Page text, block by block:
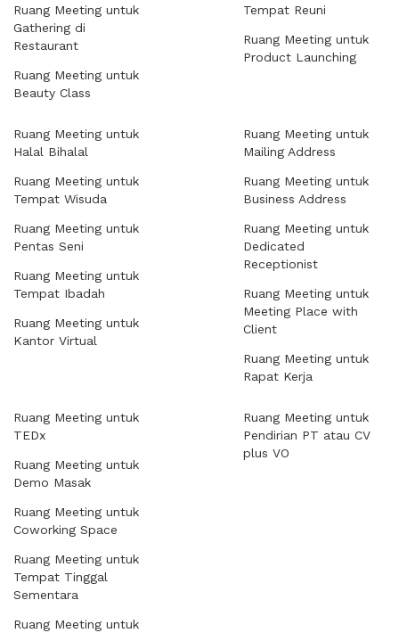
Ruang Meeting untuk
Gathering di
Restaurant
Ruang Meeting untuk
Beauty Class
Tempat Reuni
Ruang Meeting untuk
Product Launching
Ruang Meeting untuk
Halal Bihalal
Ruang Meeting untuk
Tempat Wisuda
Ruang Meeting untuk
Pentas Seni
Ruang Meeting untuk
Tempat Ibadah
Ruang Meeting untuk
Kantor Virtual
Ruang Meeting untuk
Mailing Address
Ruang Meeting untuk
Business Address
Ruang Meeting untuk
Dedicated
Receptionist
Ruang Meeting untuk
Meeting Place with
Client
Ruang Meeting untuk
Rapat Kerja
Ruang Meeting untuk
TEDx
Ruang Meeting untuk
Demo Masak
Ruang Meeting untuk
Coworking Space
Ruang Meeting untuk
Tempat Tinggal
Sementara
Ruang Meeting untuk
Ruang Meeting untuk
Pendirian PT atau CV
plus VO